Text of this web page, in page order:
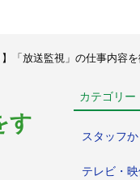
】「放送監視」の仕事内容
す
カテゴリー
スタッフ
テレビ・